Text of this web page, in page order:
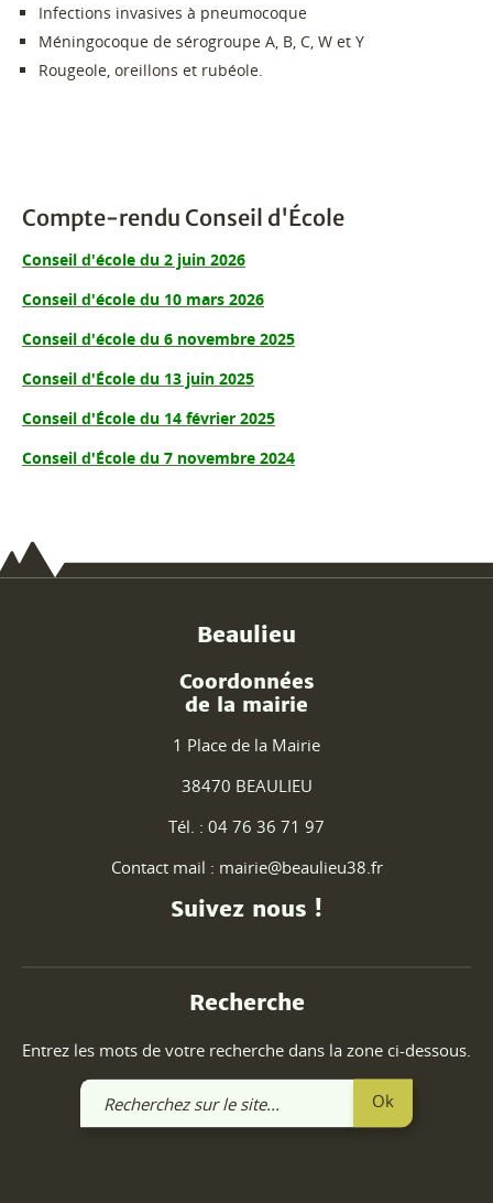
Infections invasives à pneumocoque
Méningocoque de sérogroupe A, B, C, W et Y
Rougeole, oreillons et rubéole.
Compte-rendu Conseil d'École
Conseil d'école du 2 juin 2026
Conseil d'école du 10 mars 2026
Conseil d'école du 6 novembre 2025
Conseil d'École du 13 juin 2025
Conseil d'École du 14 février 2025
Conseil d'École du 7 novembre 2024
Beaulieu
Coordonnées
de la mairie
1 Place de la Mairie
38470 BEAULIEU
Tél. : 04 76 36 71 97
Contact mail : mairie@beaulieu38.fr
Suivez nous !
Recherche
Entrez les mots de votre recherche dans la zone ci-dessous.
Recherchez
sur
Ok